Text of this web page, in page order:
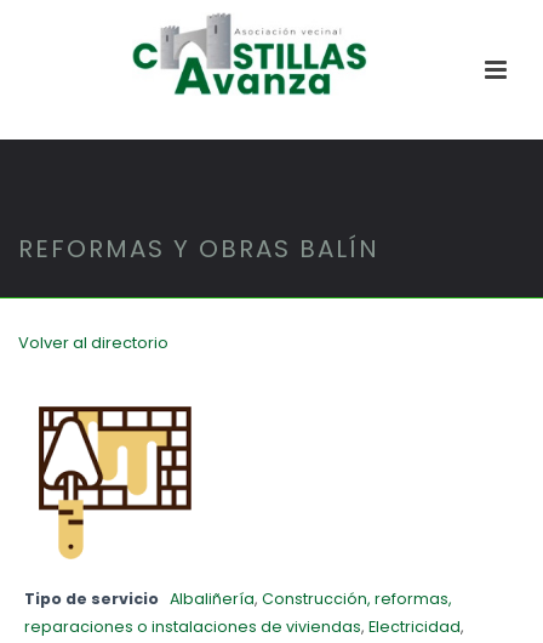
REFORMAS Y OBRAS BALÍN
Volver al directorio
Tipo de servicio Albaliñería, Construcción, reformas,
reparaciones o instalaciones de viviendas, Electricidad,